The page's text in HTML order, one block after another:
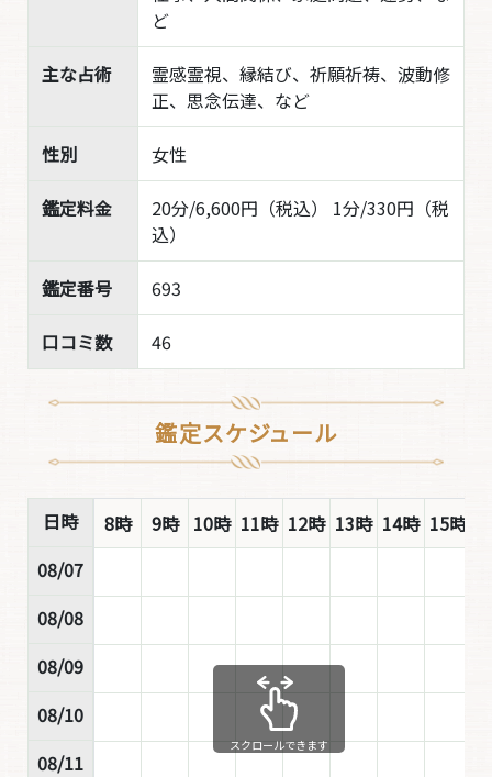
ど
主な占術
霊感霊視、縁結び、祈願祈祷、波動修
正、思念伝達、など
性別 女性
鑑定料金
20分/6,600円（税込） 1分/330円（税
込）
鑑定番号 693
口コミ数 46
鑑定スケジュール
日時
08/07
08/08
08/09
08/10
08/11
8時 9時 10時 11時 12時 13時 14時 15時
スクロールできます